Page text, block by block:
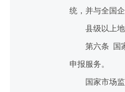
统，并与全国
县级以上地方
第六条 国家
申报服务。
国家市场监